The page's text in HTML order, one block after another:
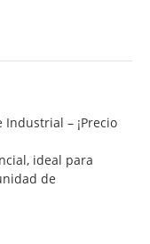
Industrial – ¡Precio
ideal para
de